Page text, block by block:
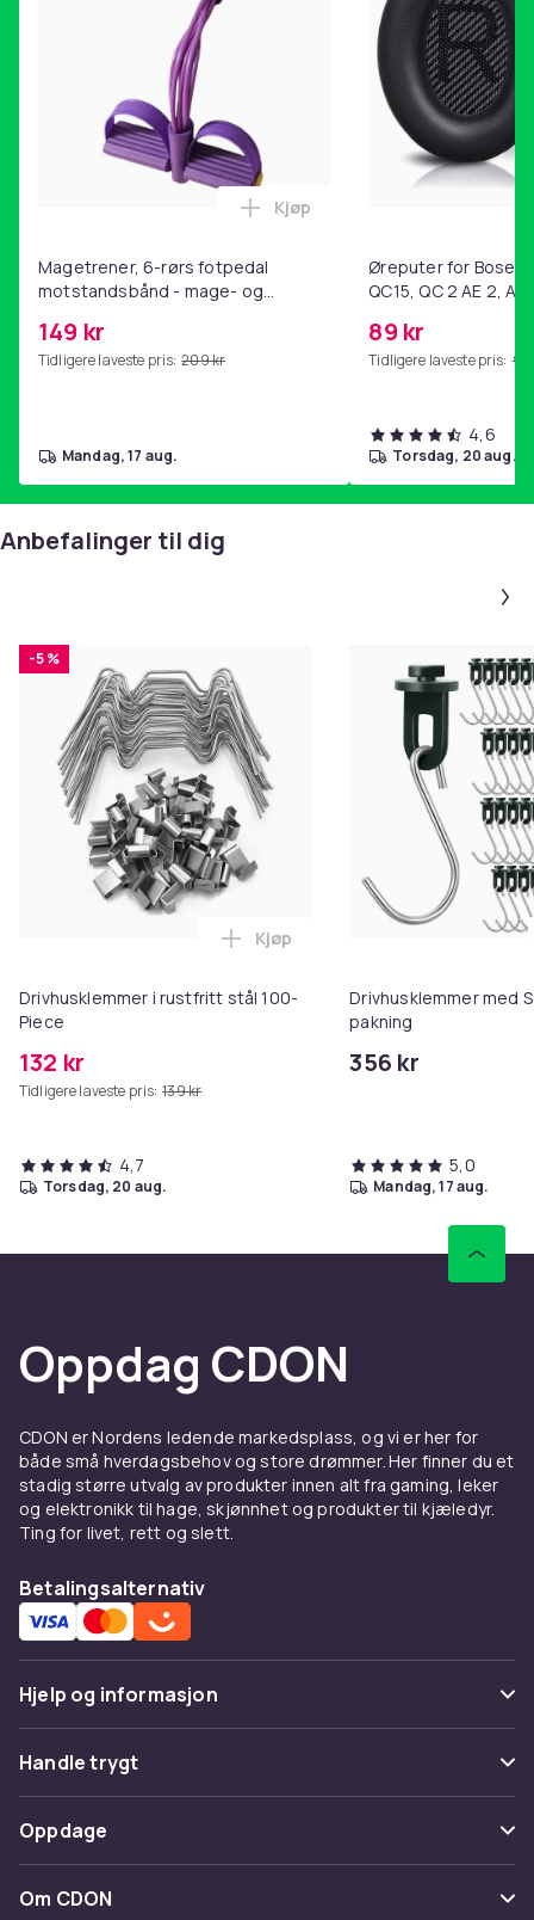
Produktsikkerhetsinformasjon
Magetrener, 6-rørs fotpedal
motstandsbånd - mage- og
hjemmegymnastikk Purple
149 kr
Tidligere laveste pris: 209 kr
Legg Magetrener, 6-rørs
Kjøp
mandag, 17 aug.
Øreputer for Bose
QC15, QC 2 AE 2, AE
89 kr
Tidligere laveste pris: 99
4,6
torsdag, 20 aug.
Anbefalinger til dig
-5 %
Drivhusklemmer i rustfritt stål 100-
Piece
132 kr
Tidligere laveste pris: 139 kr
Legg Drivhusklemmer i rustfritt
Kjøp
4,7
torsdag, 20 aug.
Drivhusklemmer med
pakning
356 kr
5,0
mandag, 17 aug.
Oppdag CDON
CDON er Nordens ledende markedsplass, og vi er her for
både små hverdagsbehov og store drømmer. Her finner du et
stadig større utvalg av produkter innen alt fra gaming, leker
og elektronikk til hage, skjønnhet og produkter til kjæledyr.
Ting for livet, rett og slett.
Betalingsalternativ
Hjelp og informasjon
Vanlige spørsmål
Spor pakke
Angre & returner her
Kontakt oss
Handle trygt
Betaling
Levering
Oppdage
Kategorier
Om CDON